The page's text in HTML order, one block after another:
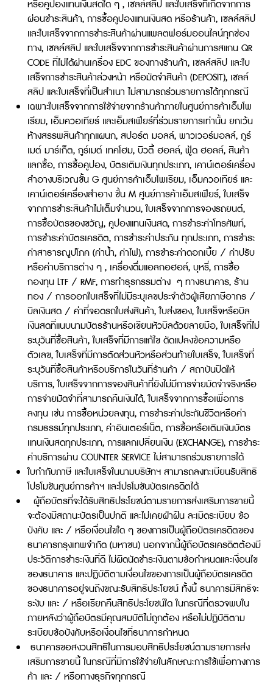
หรือคูปองแทนเงินสดใด ๆ , เซลล์สลิป และใบเสร็จที่เกิดจากการ
ผ่อนชำระสินค้า, การซื้อคูปองแทนเงินสด หรือร้านค้า, เซลล์สลิป
และใบเสร็จจากการชำระสินค้าผ่านแพลตฟอร์มออนไลน์ทุกช่อง
ทาง, เซลล์สลิป และใบเสร็จจากการชำระสินค้าผ่านการสแกน QR
CODE ที่ไม่ได้ผ่านเครื่อง EDC ของทางร้านค้า, เซลล์สลิป และใบ
เสร็จการชำระสินค้าล่วงหน้า หรือมัดจำสินค้า (DEPOSIT), เซลล์
สลิป และใบเสร็จที่เป็นสำเนา ไม่สามารถร่วมรายการได้ทุกกรณี
เฉพาะใบเสร็จจากการใช้จ่ายจากร้านค้าภายในศูนย์การค้าเอ็มโพ
เรียม, เอ็มควอเทียร์ และเอ็มสเฟียร์ที่ร่วมรายการเท่านั้น ยกเว้น
ห้างสรรพสินค้าทุกแผนก, สปอร์ต มอลล์, พาวเวอร์มอลล์, กูร์
เมต์ มาร์เก็ต, กูร์เมต์ เทคโฮม, บิวตี้ ฮอลล์, ฟู้ด ฮอลล์, สินค้า
แลกซื้อ, การซื้อคูปอง, บัตรเติมเงินทุกประเภท, เคาน์เตอร์เครื่อง
สำอางบริเวณชั้น G ศูนย์การค้าเอ็มโพเรียม, เอ็มควอเทียร์ และ
เคาน์เตอร์เครื่องสำอาง ชั้น M ศูนย์การค้าเอ็มสเฟียร์, ใบเสร็จ
จากการชำระสินค้าไม่เต็มจำนวน, ใบเสร็จจากการจองรถยนต์,
การซื้อบัตรของขวัญ, คูปองแทนเงินสด, การชำระค่าโทรศัพท์,
การชำระค่าบัตรเครดิต, การชำระค่าประกัน ทุกประเภท, การชำระ
ค่าสาธารณูปโภค (ค่าน้ำ, ค่าไฟ), การชำระค่าดอกเบี้ย / ค่าปรับ
หรือค่าบริการต่าง ๆ , เครื่องดื่มแอลกอฮอล์, บุหรี่, การซื้อ
กองทุน LTF / RMF, การทำธุรกรรมต่าง ๆ ทางธนาคาร, ร้าน
ทอง / การออกใบเสร็จที่ไม่มีระบุเลขประจำตัวผู้เสียภาษีอากร /
บิลเงินสด / ค่าที่จอดรถใบส่งสินค้า, ใบส่งของ, ใบเสร็จหรือบิล
เงินสดที่แนบนามบัตรร้านหรือเขียนหัวบิลด้วยลายมือ, ใบเสร็จที่ไม่
ระบุวันที่ซื้อสินค้า, ใบเสร็จที่มีการแก้ไข ดัดแปลงข้อความหรือ
ตัวเลข, ใบเสร็จที่มีการตัดส่วนหัวหรือส่วนท้ายใบเสร็จ, ใบเสร็จที่
ระบุวันที่ซื้อสินค้าหรือบริการในวันที่ร้านค้า / สถาบันปิดให้
บริการ, ใบเสร็จจากการจองสินค้าที่ยังไม่มีการจ่ายมัดจำจริงหรือ
การจ่ายมัดจำที่สามารถคืนเงินได้, ใบเสร็จจากการซื้อเพื่อการ
ลงทุน เช่น การซื้อหน่วยลงทุน, การชำระค่าประกันชีวิตหรือค่า
กรมธรรม์ทุกประเภท, ค่าอินเตอร์เน็ต, การซื้อหรือเติมเงินบัตร
แทนเงินสดทุกประเภท, การแลกเปลี่ยนเงิน (EXCHANGE), การชำระ
ค่าบริการผ่าน COUNTER SERVICE ไม่สามารถร่วมรายการได้
ใบกำกับภาษี และใบเสร็จในนามบริษัทฯ สามารถลงทะเบียนรับสิทธิ
โปรโมชันศูนย์การค้าฯ และโปรโมชันบัตรเครดิตได้
ผู้ถือบัตรที่จะได้รับสิทธิประโยชน์ตามรายการส่งเสริมการขายนี้
จะต้องมีสถานะบัตรเป็นปกติ และไม่เคยฝ่าฝืน ละเมิดระเบียบ ข้อ
บังคับ และ / หรือเงื่อนไขใด ๆ ของการเป็นผู้ถือบัตรเครดิตของ
ธนาคารกรุงเทพจำกัด (มหาชน) นอกจากนี้ผู้ถือบัตรเครดิตต้องมี
ประวัติการชำระเงินที่ดี ไม่ผิดนัดชำระเงินตามข้อกำหนดและเงื่อนไข
ของธนาคาร และปฏิบัติตามเงื่อนไขของการเป็นผู้ถือบัตรเครดิต
ของธนาคารอยู่จนถึงขณะรับสิทธิประโยชน์ ทั้งนี้ ธนาคารมีสิทธิจะ
ระงับ และ / หรือเรียกคืนสิทธิประโยชน์ใด ในกรณีที่ตรวจพบใน
ภายหลังว่าผู้ถือบัตรมีคุณสมบัติไม่ถูกต้อง หรือไม่ปฏิบัติตาม
ระเบียบข้อบังคับหรือเงื่อนไขที่ธนาคารกำหนด
ธนาคารขอสงวนสิทธิในการมอบสิทธิประโยชน์ตามรายการส่ง
เสริมการขายนี้ ในกรณีที่มีการใช้จ่ายในลักษณะการใช้เพื่อทางการ
ค้า และ / หรือทางธุรกิจทุกกรณี